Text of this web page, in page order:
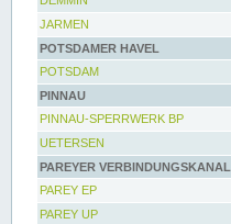
JARMEN
POTSDAMER HAVEL
POTSDAM
PINNAU
PINNAU-SPERRWERK BP
UETERSEN
PAREYER VERBINDUNGSKANAL
PAREY EP
PAREY UP